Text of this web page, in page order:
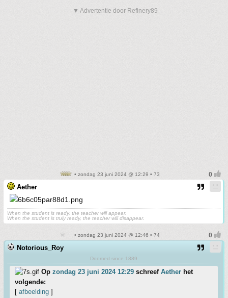
▼ Advertentie door Refinery89
• zondag 23 juni 2024 @ 12:29 • 73
Aether
When the student is ready, the teacher will appear.
When the student is truly ready, the teacher will disappear.
• zondag 23 juni 2024 @ 12:46 • 74
Notorious_Roy
Doomed since 1889
Op zondag 23 juni 2024 12:29 schreef Aether het
volgende:
[ afbeelding ]